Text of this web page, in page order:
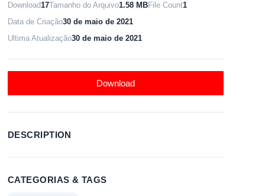
Download17Tamanho do Arquivo1.58 MBFile Count1
Data de Criação30 de maio de 2021
Ultima Atualização30 de maio de 2021
Download
DESCRIPTION
CATEGORIAS & TAGS